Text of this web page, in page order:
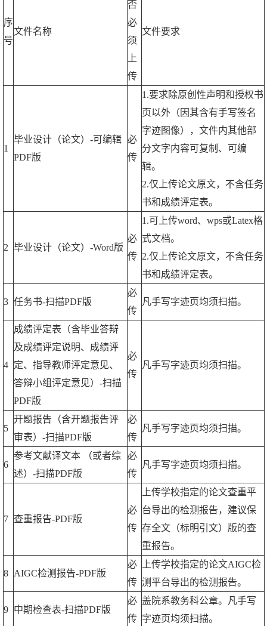
序
号
文件名称
否
必
须
上
传
文件要求
1
毕业设计（论文）-可编辑
PDF版
必
传
1.要求除原创性声明和授权书
页以外（因其含有手写签名
字迹图像），文件内其他部
分文字内容可复制、可编
辑。
2.仅上传论文原文，不含任务
书和成绩评定表。
2 毕业设计（论文）-Word版
必
传
1.可上传word、wps或Latex格
式文档。
2.仅上传论文原文，不含任务
书和成绩评定表。
3 任务书-扫描PDF版
必
传
凡手写字迹页均须扫描。
4
成绩评定表（含毕业答辩
及成绩评定说明、成绩评
定、指导教师评定意见、
答辩小组评定意见）-扫描
PDF版
必
传
凡手写字迹页均须扫描。
5
开题报告（含开题报告评
审表）-扫描PDF版
必
传
凡手写字迹页均须扫描。
6
参考文献译文本 （或者综
述）-扫描PDF版
必
传
凡手写字迹页均须扫描。
7 查重报告-PDF版
必
传
上传学校指定的论文查重平
台导出的检测报告，建议保
存全文（标明引文）版的查
重报告。
8 AIGC检测报告-PDF版
必
传
上传学校指定的论文AIGC检
测平台导出的检测报告。
9 中期检查表-扫描PDF版
必
传
盖院系教务科公章。凡手写
字迹页均须扫描。